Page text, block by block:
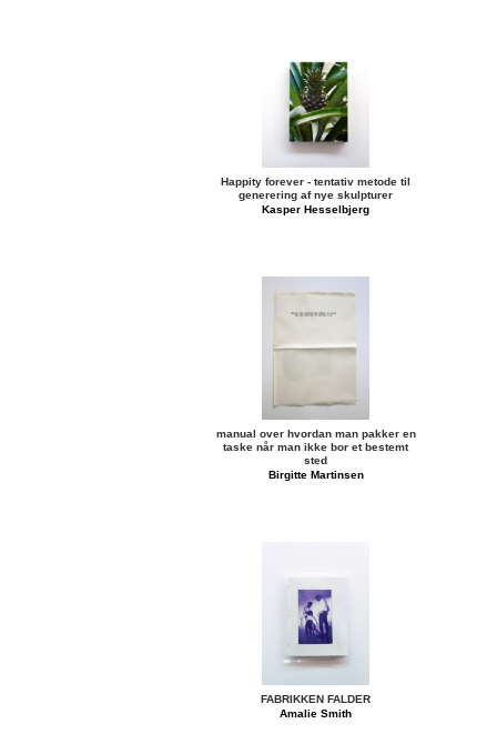
Happity forever - tentativ metode til
generering af nye skulpturer
Kasper Hesselbjerg
manual over hvordan man pakker en
taske når man ikke bor et bestemt
sted
Birgitte Martinsen
FABRIKKEN FALDER
Amalie Smith